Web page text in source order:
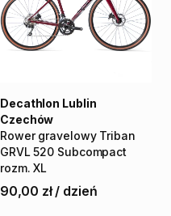
Rower gravelowy Triban
GRVL 520 Subcompact
rozm. XL
Decathlon Lublin
Czechów
90,00 zł / dzień